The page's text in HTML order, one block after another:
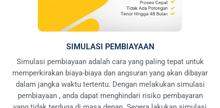
SIMULASI PEMBIAYAAN
Simulasi pembiayaan adalah cara yang paling tepat untuk
memperkirakan biaya-biaya dan angsuran yang akan dibayar
dalam jangka waktu tertentu. Dengan melakukan simulasi
pembiayaan , anda dapat menghindari risiko pembayaran